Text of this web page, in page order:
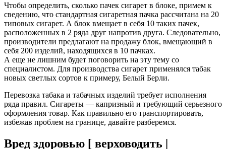
Чтобы определить, сколько пачек сигарет в блоке, примем к
сведению, что стандартная сигаретная пачка рассчитана на 20
типовых сигарет. А блок вмещает в себя 10 таких пачек,
расположенных в 2 ряда друг напротив друга. Следовательно,
производители предлагают на продажу блок, вмещающий в
себя 200 изделий, находящихся в 10 пачках.
А еще не лишним будет поговорить на эту тему со
специалистом. Для производства сигарет применялся табак
новых светлых сортов к примеру, Белый Берли.
Перевозка табака и табачных изделий требует исполнения
ряда правил. Сигареты — капризный и требующий серьезного
оформления товар. Как правильно его транспортировать,
избежав проблем на границе, давайте разберемся.
Вред здоровью [ верховодить |